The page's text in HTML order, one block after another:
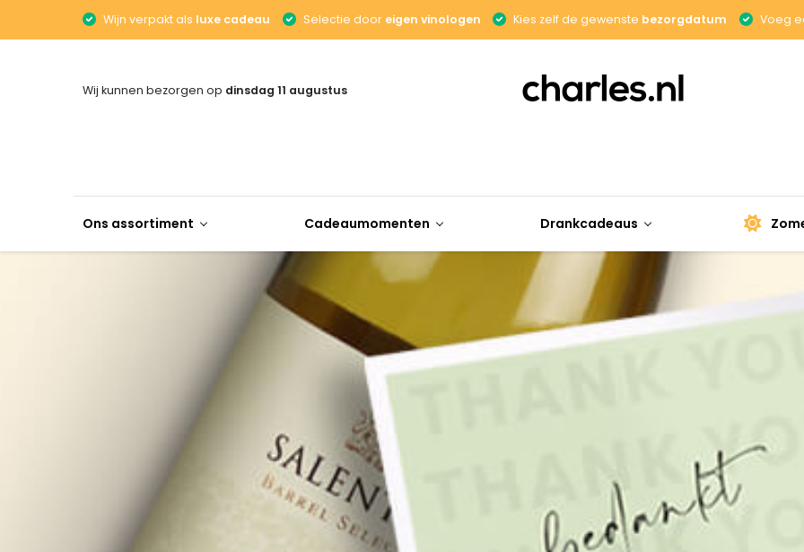
Wijn verpakt als luxe cadeau Selectie door eigen vinologen Kies zelf de gewenste bezorgdatum Voeg
Wij kunnen bezorgen op dinsdag 11 augustus
Ons assortiment Cadeaumomenten Drankcadeaus